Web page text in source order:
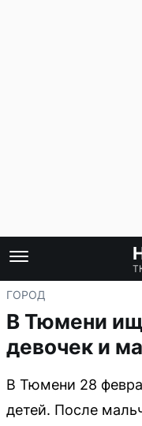
ГОРОД
В Тюмени
девочек и
В Тюмени 28
детей. После